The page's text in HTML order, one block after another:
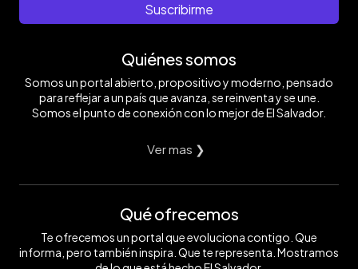
Suscribirme
Quiénes somos
Somos un portal abierto, propositivo y moderno, pensado
para reflejar a un país que avanza, se reinventa y se une.
Somos el punto de conexión con lo mejor de El Salvador.
Ver mas ❯
Qué ofrecemos
Te ofrecemos un portal que evoluciona contigo. Que
informa, pero también inspira. Que te representa. Mostramos